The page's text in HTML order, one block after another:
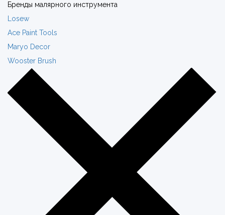
Бренды малярного инструмента
Losew
Ace Paint Tools
Maryo Decor
Wooster Brush